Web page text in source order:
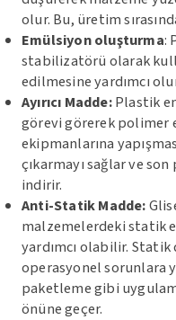
olur. Bu, üretim
Emülsiyon oluşturma:
stabilizatörü olarak
edilmesine yardımcı
Ayırıcı Madde:Plastik
görevi görerek polimer
ekipmanlarına
çıkarmayı sağlar ve
indirir.
Anti-Statik Madde:
malzemelerdeki statik
yardımcı olabilir. Statik
operasyonel sorunlara
paketleme gibi
önüne geçer.